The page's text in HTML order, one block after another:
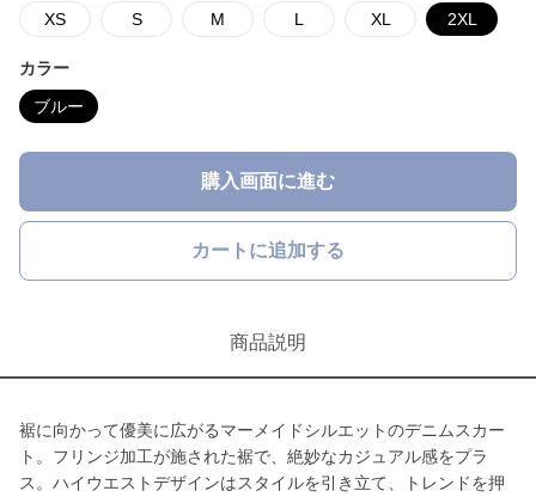
XS S M L XL 2XL
カラー
ブルー
購入画面に進む
カートに追加する
商品説明
裾に向かって優美に広がるマーメイドシルエットのデニムスカー
ト。フリンジ加工が施された裾で、絶妙なカジュアル感をプラ
ス。ハイウエストデザインはスタイルを引き立て、トレンドを押